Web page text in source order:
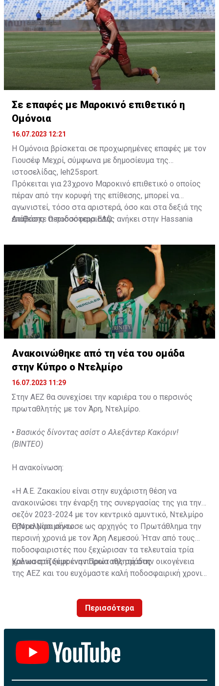
της ομάδας.
Σε επαφές με Μαροκινό επιθετικό η
Ομόνοια
16.07.2023 12:21
Η Ομόνοια βρίσκεται σε προχωρημένες επαφές με τον
Γιουσέφ Μεχρί, σύμφωνα με δημοσίευμα της
ιστοσελίδας, leh25sport.
Πρόκειται για 23χρονο Μαροκινό επιθετικό ο οποίος
πέραν από την κορυφή της επίθεσης, μπορεί να
αγωνιστεί, τόσο στα αριστερά, όσο και στα δεξιά της
επίθεσης. Ο ποδοσφαιριστής ανήκει στην Hassania
2026.
Διαβάστε περισσότεραΕΔΩ.
Ανακοινώθηκε από τη νέα του ομάδα
στην Κύπρο ο Ντελμίρο
16.07.2023 11:29
Στην ΑΕΖ θα συνεχίσει την καριέρα του ο περσινός
πρωταθλητής με τον Άρη, Ντελμίρο.
• Βασικός δίνοντας ασίστ ο Αλεξάντερ Κακόριν!
(ΒΙΝΤΕΟ)
Η ανακοίνωση:
«Η Α.Ε. Ζακακίου είναι στην ευχάριστη θέση να
ανακοινώσει την έναρξη της συνεργασίας της για την
σεζόν 2023-2024 με τον κεντρικό αμυντικό, Ντελμίρο
Έβορα Νασιμέντο.
Ο Ντελμίρο σήκωσε ως αρχηγός το Πρωτάθλημα την
περσινή χρονιά με τον Άρη Λεμεσού. Ήταν από τους
ποδοσφαιριστές που ξεχώρισαν τα τελευταία τρία
χρόνια στη ξέφρενη πορεία της ομάδας.
Καλωσορίζουμε έναν Πρωταθλητή στην οικογένεια
της ΑΕΖ και του ευχόμαστε καλή ποδοσφαιρική χρονιά
Περισσότερα